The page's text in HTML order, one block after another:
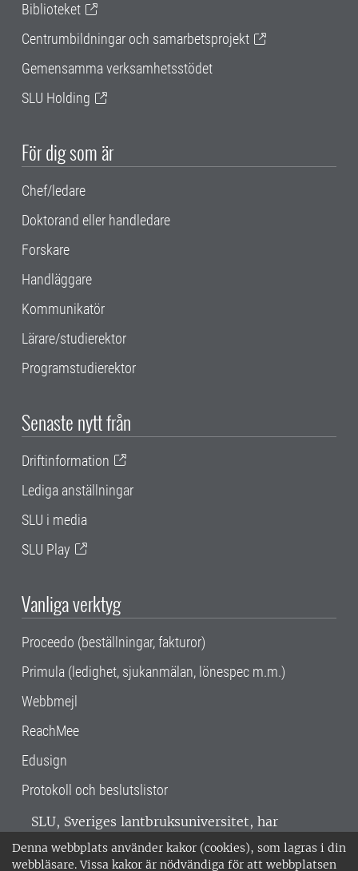
Denna webbplats använder kakor (cookies), som lagras i din
webbläsare. Vissa kakor är nödvändiga för att webbplatsen
Biblioteket
Centrumbildningar och samarbetsprojekt
Gemensamma verksamhetsstödet
SLU Holding
För dig som är
Chef/ledare
Doktorand eller handledare
Forskare
Handläggare
Kommunikatör
Lärare/studierektor
Programstudierektor
Senaste nytt från
Driftinformation
Lediga anställningar
SLU i media
SLU Play
Vanliga verktyg
Proceedo (beställningar, fakturor)
Primula (ledighet, sjukanmälan, lönespec m.m.)
Webbmejl
ReachMee
Edusign
Protokoll och beslutslistor
SLU, Sveriges lantbruksuniversitet, har
verksamhet över hela Sverige. Huvudorter är
Alnarp, Uppsala och Umeå.SLU är